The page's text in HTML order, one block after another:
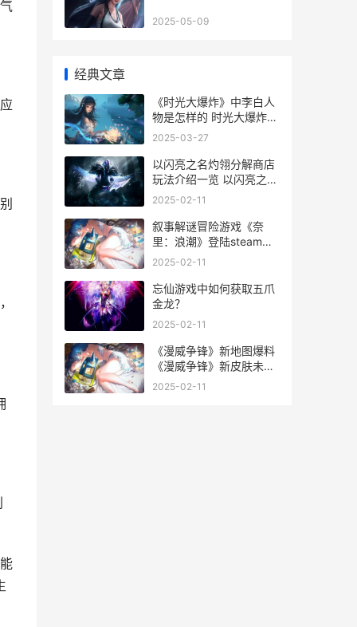
2025-05-09
经典文章
《时光大爆炸》中李白人
物是怎样的 时光大爆炸破
解版下载
2025-03-27
以闪亮之名灼翎分解商店
玩法介绍一览 以闪亮之名
灼翎魔咒特惠礼包多少钱
2025-02-11
叙事解谜冒险游戏《奈
里：浪潮》登陆steam平
台 冒险解谜类游戏排行
2025-02-11
忘仙游戏中如何获取五爪
金龙？
2025-02-11
《漫威争锋》新地图爆料
《漫威争锋》新皮肤未被
批评
2025-02-11